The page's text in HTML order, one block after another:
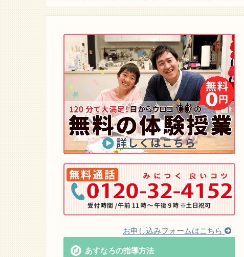
お申し込みフォームはこちら
あすなろの指導方法